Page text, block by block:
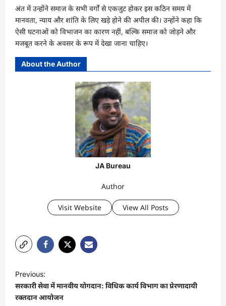
अंत में उन्होंने समाज के सभी वर्गों से एकजुट होकर इस कठिन समय में
मानवता, न्याय और शांति के लिए खड़े होने की अपील की। उन्होंने कहा कि
ऐसी घटनाओं को विभाजन का कारण नहीं, बल्कि समाज को जोड़ने और
मजबूत करने के अवसर के रूप में देखा जाना चाहिए।
About the Author
JA Bureau
Author
Visit Website View All Posts
o
s
Previous:
सरकारी सेवा में मानवीय योगदान: विधिक कार्य विभाग का प्रेरणादायी
रक्तदान आयोजन